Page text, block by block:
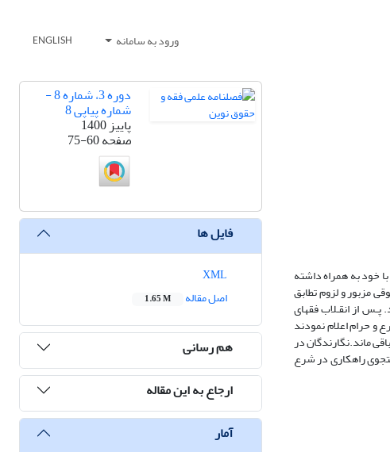
ورود به سامانه ENGLISH
خود به همراه داشته
مزبور و لزوم تطابق
از انقـلاب فقهای
و حرام اعلام نمودند
ماند.نگارندگان در
راهکاری در شرع
دوره 3، شماره 8 -
شماره پیاپی 8
پاییز 1400
صفحه75-60
فایل ها
اصل مقاله
1.65 M
هم رسانی
ارجاع به این مقاله
آمار